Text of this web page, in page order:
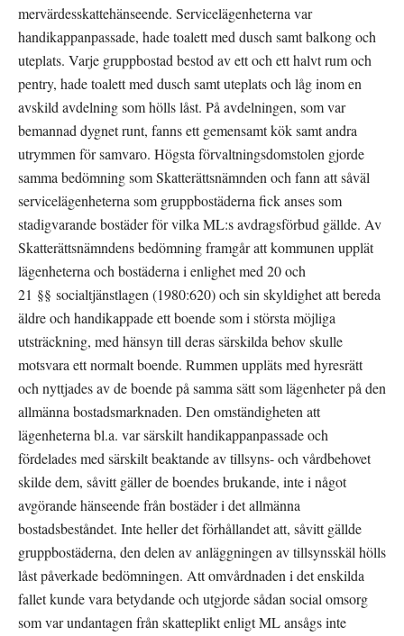
mervärdesskattehänseende. Servicelägenheterna var
handikappanpassade, hade toalett med dusch samt balkong och
uteplats. Varje gruppbostad bestod av ett och ett halvt rum och
pentry, hade toalett med dusch samt uteplats och låg inom en
avskild avdelning som hölls låst. På avdelningen, som var
bemannad dygnet runt, fanns ett gemensamt kök samt andra
utrymmen för samvaro. Högsta förvaltningsdomstolen gjorde
samma bedömning som Skatterättsnämnden och fann att såväl
servicelägenheterna som gruppbostäderna fick anses som
stadigvarande bostäder för vilka ML:s avdragsförbud gällde. Av
Skatterättsnämndens bedömning framgår att kommunen upplät
lägenheterna och bostäderna i enlighet med 20 och
21 §§ socialtjänstlagen (1980:620) och sin skyldighet att bereda
äldre och handikappade ett boende som i största möjliga
utsträckning, med hänsyn till deras särskilda behov skulle
motsvara ett normalt boende. Rummen uppläts med hyresrätt
och nyttjades av de boende på samma sätt som lägenheter på den
allmänna bostadsmarknaden. Den omständigheten att
lägenheterna bl.a. var särskilt handikappanpassade och
fördelades med särskilt beaktande av tillsyns- och vårdbehovet
skilde dem, såvitt gäller de boendes brukande, inte i något
avgörande hänseende från bostäder i det allmänna
bostadsbeståndet. Inte heller det förhållandet att, såvitt gällde
gruppbostäderna, den delen av anläggningen av tillsynsskäl hölls
låst påverkade bedömningen. Att omvårdnaden i det enskilda
fallet kunde vara betydande och utgjorde sådan social omsorg
som var undantagen från skatteplikt enligt ML ansågs inte